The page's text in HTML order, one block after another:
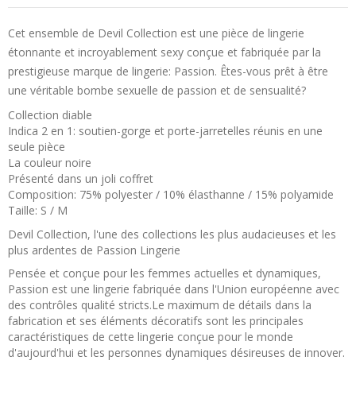
Cet ensemble de Devil Collection est une pièce de lingerie
étonnante et incroyablement sexy conçue et fabriquée par la
prestigieuse marque de lingerie: Passion. Êtes-vous prêt à être
une véritable bombe sexuelle de passion et de sensualité?
Collection diable
Indica 2 en 1: soutien-gorge et porte-jarretelles réunis en une
seule pièce
La couleur noire
Présenté dans un joli coffret
Composition: 75% polyester / 10% élasthanne / 15% polyamide
Taille: S / M
Devil Collection, l'une des collections les plus audacieuses et les
plus ardentes de Passion Lingerie
Pensée et conçue pour les femmes actuelles et dynamiques,
Passion est une lingerie fabriquée dans l'Union européenne avec
des contrôles qualité stricts.Le maximum de détails dans la
fabrication et ses éléments décoratifs sont les principales
caractéristiques de cette lingerie conçue pour le monde
d'aujourd'hui et les personnes dynamiques désireuses de innover.